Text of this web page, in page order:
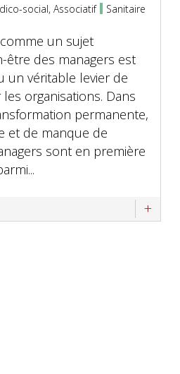
social, Associatif Sanitaire
un sujet
être des managers est
un véritable levier de
organisations. Dans
permanente,
et de manque de
sont en première